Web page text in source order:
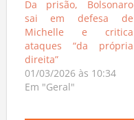
Da prisão, Bolsonaro
sai em defesa de
Michelle e critica
ataques “da própria
direita”
01/03/2026 às 10:34
Em "Geral"